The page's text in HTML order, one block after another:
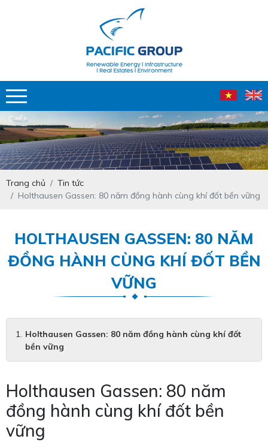
Trang chủ
Tin tức
Holthausen Gassen: 80 năm đồng hành cùng khí đốt bền vững
HOLTHAUSEN GASSEN: 80 NĂM
ĐỒNG HÀNH CÙNG KHÍ ĐỐT BỀN
VỮNG
Holthausen Gassen: 80 năm đồng hành cùng khí đốt
bền vững
Holthausen Gassen: 80 năm
đồng hành cùng khí đốt bền
vững